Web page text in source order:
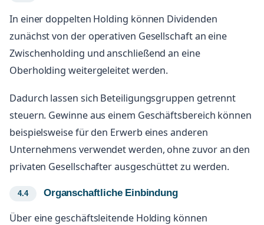
In einer doppelten Holding können Dividenden
zunächst von der operativen Gesellschaft an eine
Zwischenholding und anschließend an eine
Oberholding weitergeleitet werden.
Dadurch lassen sich Beteiligungsgruppen getrennt
steuern. Gewinne aus einem Geschäftsbereich können
beispielsweise für den Erwerb eines anderen
Unternehmens verwendet werden, ohne zuvor an den
privaten Gesellschafter ausgeschüttet zu werden.
Organschaftliche Einbindung
Über eine geschäftsleitende Holding können